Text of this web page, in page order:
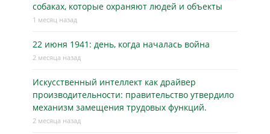
собаках, которые охраняют людей и объекты
1 месяц назад
22 июня 1941: день, когда началась война
2 месяца назад
Искусственный интеллект как драйвер
производительности: правительство утвердило
механизм замещения трудовых функций.
2 месяца назад